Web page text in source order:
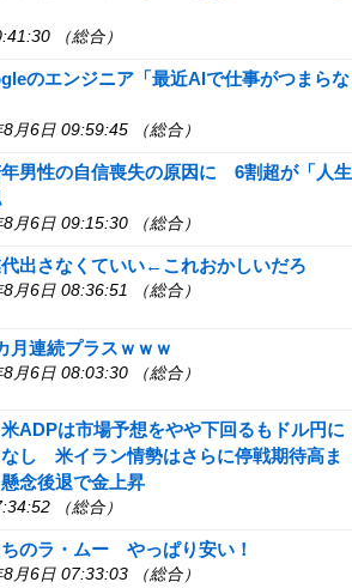
（総合）
のエンジニア「最近AIで仕事がつまらな
月6日 09:59:45 （総合）
男性の自信喪失の原因に 6割超が「人生
月6日 09:15:30 （総合）
出さなくていい←これおかしいだろ
月6日 08:36:51 （総合）
月連続プラスｗｗｗ
月6日 08:03:30 （総合）
米ADPは市場予想をやや下回るもドル円に
し 米イラン情勢はさらに停戦期待高ま
念後退で金上昇
（総合）
ちのラ・ムー やっぱり安い！
月6日 07:33:03 （総合）